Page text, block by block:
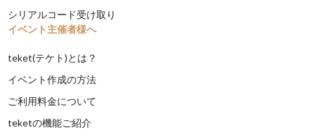
シリアルコード受け取り
イベント主催者様へ
teket(テケト)とは？
イベント作成の方法
ご利用料金について
teketの機能ご紹介